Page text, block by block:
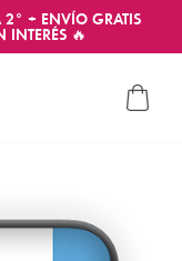
+ ENVÍO GRATIS
🔥